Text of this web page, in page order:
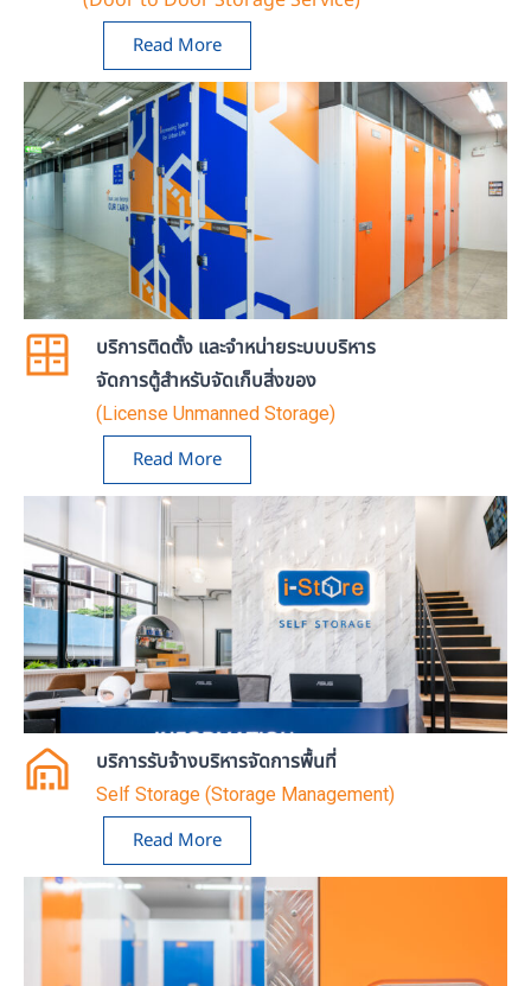
Read More
บริการติดตั้ง และจำหน่ายระบบบริหาร
จัดการตู้สำหรับจัดเก็บสิ่งของ
(License Unmanned Storage)
Read More
บริการรับจ้างบริหารจัดการพื้นที่
Self Storage (Storage Management)
Read More